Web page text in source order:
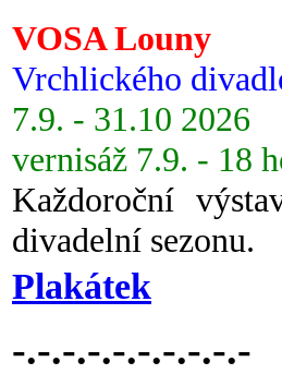
VOSA Louny
Vrchlického
7.9. - 31.10 2026
vernisáž 7.9. - 18
Každoroční
divadelní sezonu.
Plakátek
-.-.-.-.-.-.-.-.-.-